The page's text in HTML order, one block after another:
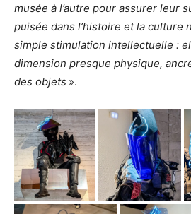
musée à l’autre pour assurer leur
puisée dans l’histoire et la culture
simple stimulation intellectuelle :
dimension presque physique,
des objets ».